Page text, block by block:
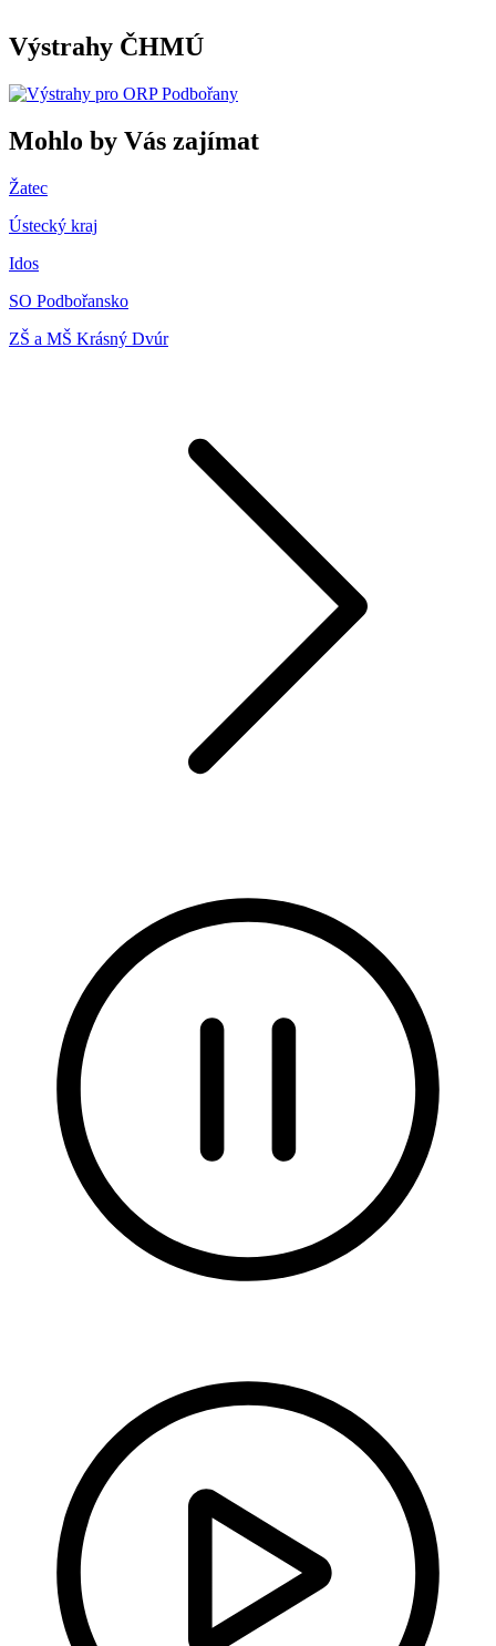
Výstrahy ČHMÚ
Mohlo by Vás zajímat
Žatec
Ústecký kraj
Idos
SO Podbořansko
ZŠ a MŠ Krásný Dvúr